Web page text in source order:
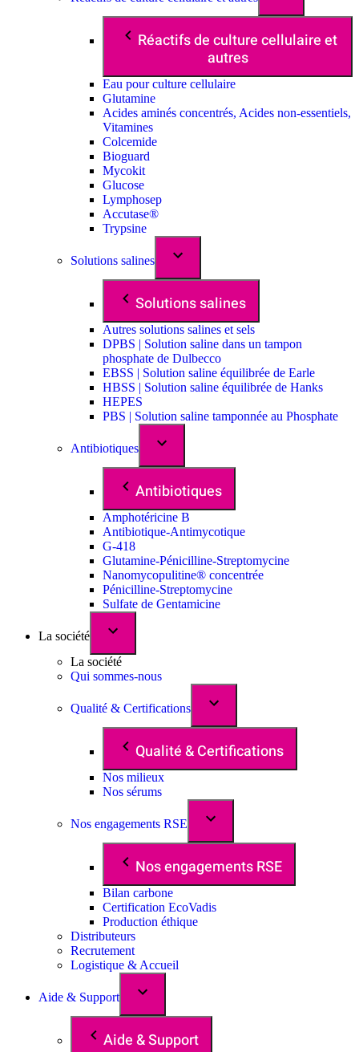
Réactifs de culture cellulaire et
autres
Eau pour culture cellulaire
Glutamine
Acides aminés concentrés, Acides non-essentiels,
Vitamines
Colcemide
Bioguard
Mycokit
Glucose
Lymphosep
Accutase®
Trypsine
Solutions salines
Solutions salines
Autres solutions salines et sels
DPBS | Solution saline dans un tampon
phosphate de Dulbecco
EBSS | Solution saline équilibrée de Earle
HBSS | Solution saline équilibrée de Hanks
HEPES
PBS | Solution saline tamponnée au Phosphate
Antibiotiques
Antibiotiques
Amphotéricine B
Antibiotique-Antimycotique
G-418
Glutamine-Pénicilline-Streptomycine
Nanomycopulitine® concentrée
Pénicilline-Streptomycine
Sulfate de Gentamicine
La société
La société
Qui sommes-nous
Qualité & Certifications
Qualité & Certifications
Nos milieux
Nos sérums
Nos engagements RSE
Nos engagements RSE
Bilan carbone
Certification EcoVadis
Production éthique
Distributeurs
Recrutement
Logistique & Accueil
Aide & Support
Aide & Support